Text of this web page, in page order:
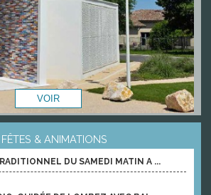
FÊTES & ANIMATIONS
DU SAMEDI MATIN A ...